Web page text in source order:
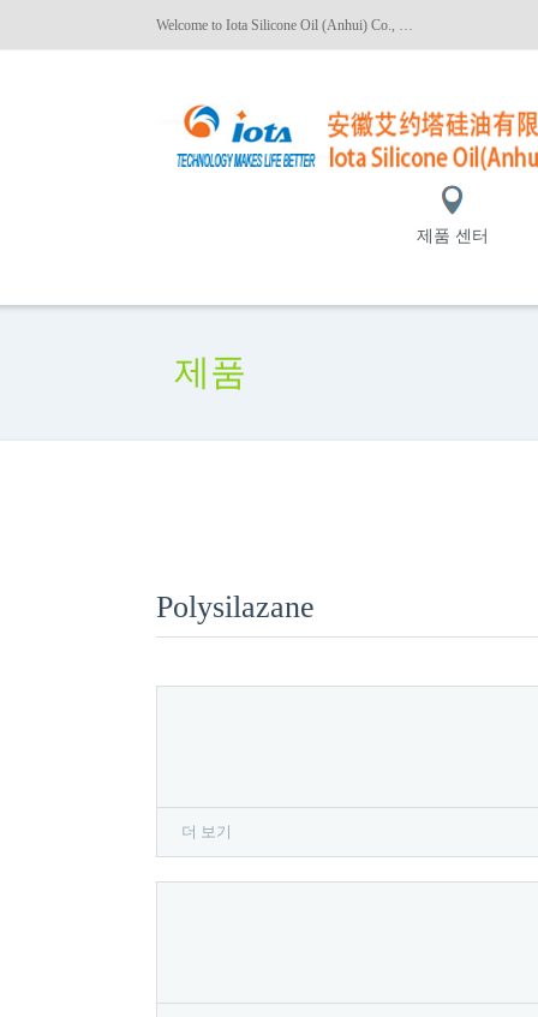
Welcome to Iota Silicone Oil (Anhui) Co., Ltd.!
제품 센터
제품
Polysilazane
더 보기